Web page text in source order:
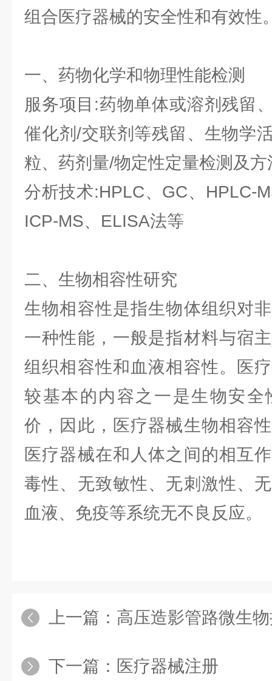
组合医疗器械的安全性和有效性
一、药物化学和物理性能检测
服务项目:药物单体或溶剂残留
催化剂/交联剂等残留、生物学
粒、药剂量/物定性定量检测及
分析技术:HPLC、GC、HPLC-
ICP-MS、ELISA法等
二、生物相容性研究
生物相容性是指生物体组织对
一种性能，一般是指材料与宿
组织相容性和血液相容性。医
较基本的内容之一是生物安全
价，因此，医疗器械生物相容
医疗器械在和人体之间的相互
毒性、无致敏性、无刺激性、
血液、免疫等系统无不良反应。
上一篇： 高压造影管路微生
下一篇： 医疗器械注册